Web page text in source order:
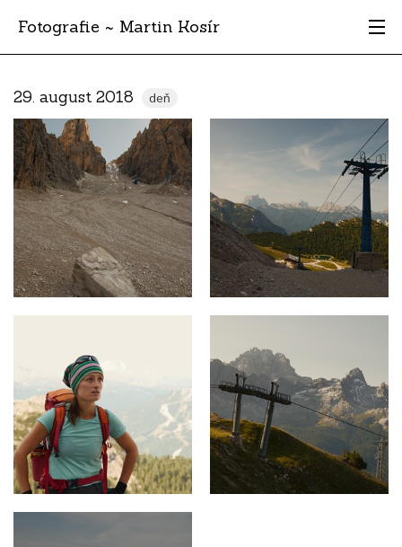
Fotografie ~ Martin Kosír
Albumy
Miesta
Archív
Vyhľadávanie
29. august 2018 deň